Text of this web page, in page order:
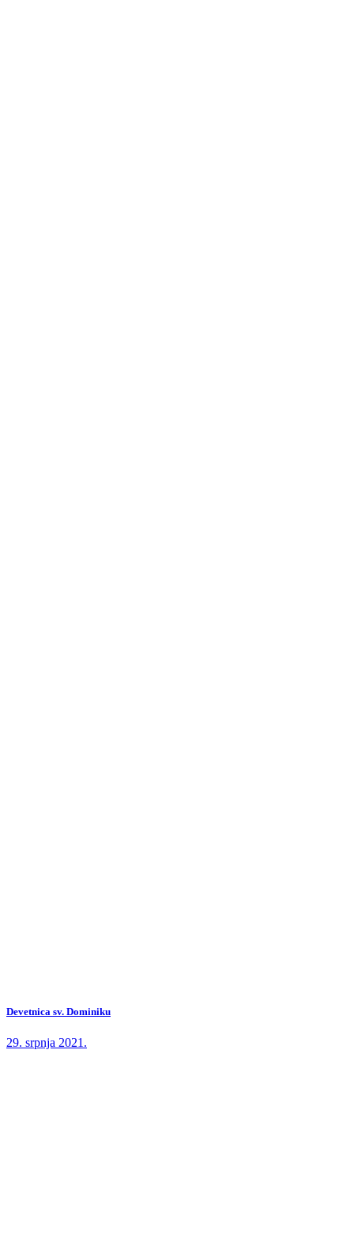
Devetnica sv. Dominiku
29. srpnja 2021.